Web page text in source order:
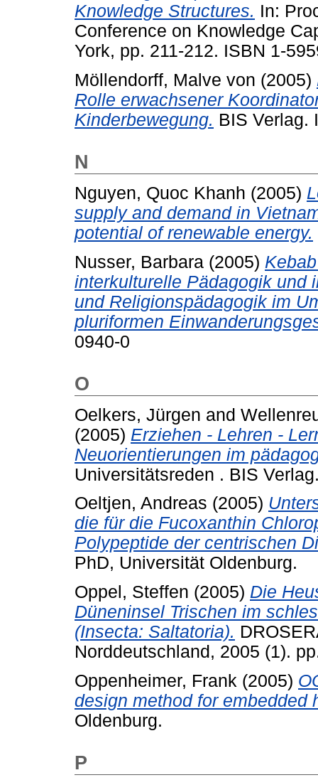
Knowledge Structures. In:
Conference on Knowledge
York, pp. 211-212. ISBN 1-
Möllendorff, Malve von (2005)
Rolle erwachsener
Kinderbewegung. BIS Verlag.
N
Nguyen, Quoc Khanh (2005)
supply and demand in
potential of renewable energy.
Nusser, Barbara (2005)
interkulturelle Pädagogik und
und Religionspädagogik im
pluriformen
0940-0
O
Oelkers, Jürgen and
(2005) Erziehen - Lehren -
Neuorientierungen im
Universitätsreden . BIS
Oeltjen, Andreas (2005)
die für die Fucoxanthin
Polypeptide der centrischen
PhD, Universität Oldenburg.
Oppel, Steffen (2005) Die
Düneninsel Trischen im
(Insecta: Saltatoria).
Norddeutschland, 2005 (1).
Oppenheimer, Frank (2005)
design method for embedded
Oldenburg.
P